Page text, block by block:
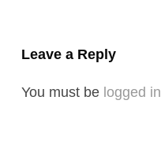
Leave a Reply
You must be logged in